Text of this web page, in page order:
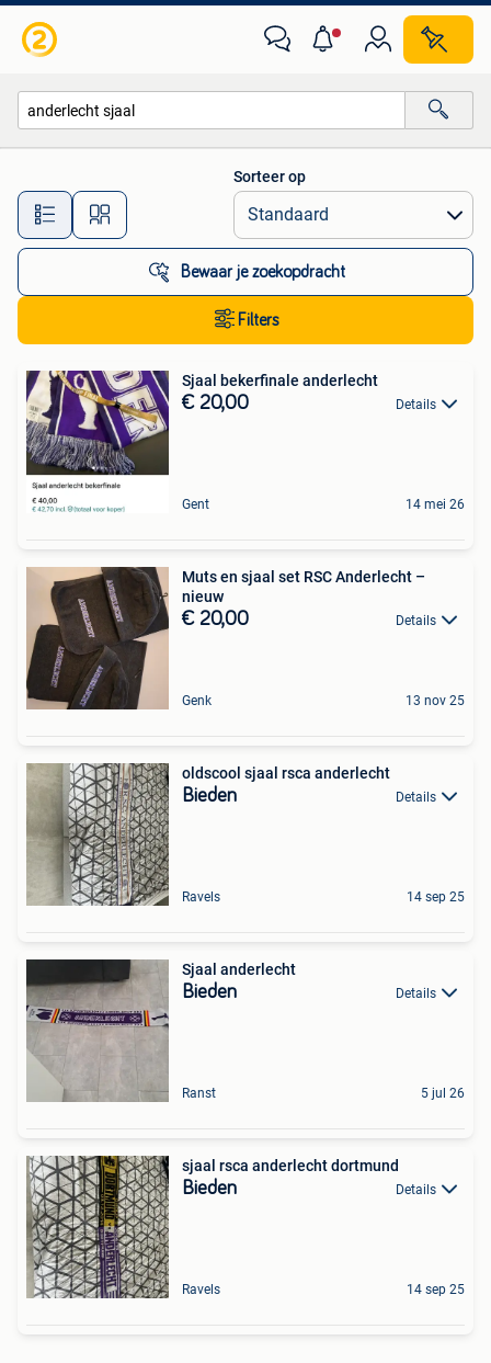
Alle afstanden…
Sorteer op
Bewaar je zoekopdracht
Filters
Sjaal bekerfinale anderlecht
€ 20,00 Details
Gent 14 mei 26
Muts en sjaal set RSC Anderlecht –
nieuw
€ 20,00 Details
Genk 13 nov 25
oldscool sjaal rsca anderlecht
Bieden Details
Ravels 14 sep 25
Sjaal anderlecht
Bieden Details
Ranst 5 jul 26
sjaal rsca anderlecht dortmund
Bieden Details
Ravels 14 sep 25